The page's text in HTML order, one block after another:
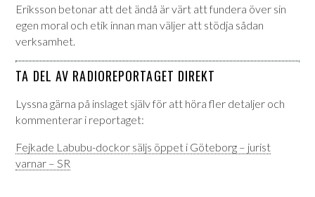
Eriksson betonar att det ändå är värt att fundera över sin
egen moral och etik innan man väljer att stödja sådan
verksamhet.
TA DEL AV RADIOREPORTAGET DIREKT
Lyssna gärna på inslaget själv för att höra fler detaljer och
kommenterar i reportaget:
Fejkade Labubu-dockor säljs öppet i Göteborg – jurist
varnar – SR